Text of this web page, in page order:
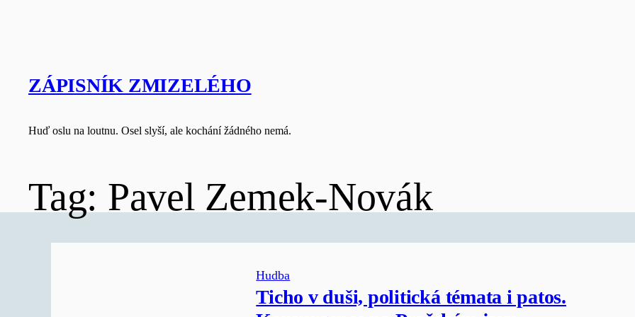
ZÁPISNÍK ZMIZELÉHO
Huď oslu na loutnu. Osel slyší, ale kochání žádného nemá.
Tag: Pavel Zemek-Novák
Hudba
Ticho v duši, politická témata i patos.